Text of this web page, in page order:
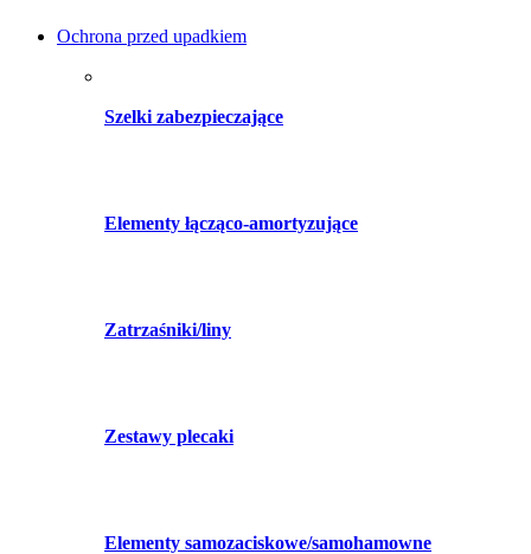
Ochrona przed upadkiem
Szelki zabezpieczające
Elementy łącząco-amortyzujące
Zatrzaśniki/liny
Zestawy plecaki
Elementy samozaciskowe/samohamowne